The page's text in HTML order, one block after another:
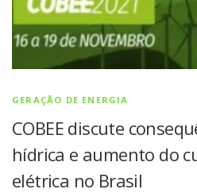
GERAÇÃO DE ENERGIA
COBEE discute
hídrica e aumento do
elétrica no Brasil